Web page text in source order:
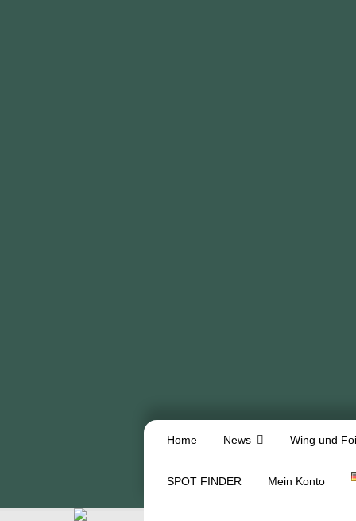
Home News Wing und
SPOT FINDER Mein Konto